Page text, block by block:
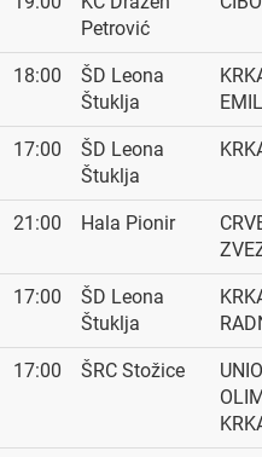
Petrović
18:00
ŠD Leona
Štuklja
17:00
ŠD Leona
Štuklja
21:00 Hala Pionir
17:00
ŠD Leona
Štuklja
17:00 ŠRC Stožice